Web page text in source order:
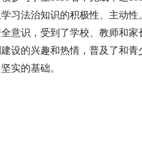
法治知识的积极性、主动性
意识，受到了学校、教师和家
的兴趣和热情，普及了和青
实的基础。